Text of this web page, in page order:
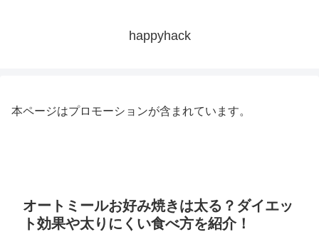
happyhack
本ページはプロモーションが含まれています。
オートミールお好み焼きは太る？ダイエッ
ト効果や太りにくい食べ方を紹介！